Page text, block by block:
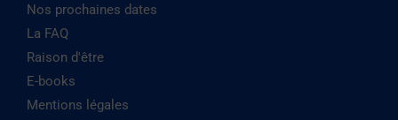
Nos prochaines dates
La FAQ
Raison d'être
E-books
Mentions légales